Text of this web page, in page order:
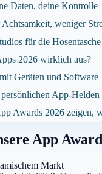
Daten, deine Kontrolle
weniger
für die Hosentasche
2026 wirklich aus?
Geräten und Software
App-Helden
Awards 2026 zeigen,
App
Markt